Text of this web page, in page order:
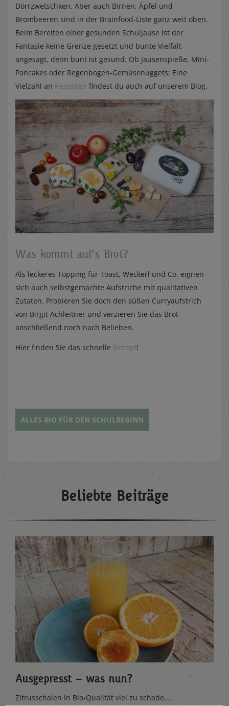
Dörrzwetschken. Aber auch Birnen, Äpfel und
Brombeeren sind in der Brainfood-Liste ganz weit oben.
Beim Bereiten einer gesunden Schuljause ist der
Fantasie keine Grenze gesetzt und bunte Vielfalt
angesagt, denn bunt ist gesund. Ob Jausenspieße, Mini-
Pancakes oder Regenbogen-Gemüsenuggets: Eine
Vielzahl an Rezepten findest du auch auf unserem Blog.
Was kommt auf's Brot?
Als leckeres Topping für Toast, Weckerl und Co. eignen
sich auch selbstgemachte Aufstriche mit qualitativen
Zutaten. Probieren Sie doch den süßen Curryaufstrich
von Birgit Achleitner und verzieren Sie das Brot
anschließend noch nach Belieben.
Hier finden Sie das schnelle Rezept!
ALLES BIO FÜR DEN SCHULBEGINN
Beliebte Beiträge
Ausgepresst – was nun?
Zitrusschalen in Bio-Qualität viel zu schade,...